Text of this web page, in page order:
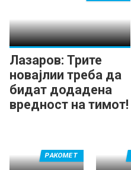
Лазаров: Трите
новајлии треба да
бидат додадена
вредност на тимот!
РАКОМЕТ